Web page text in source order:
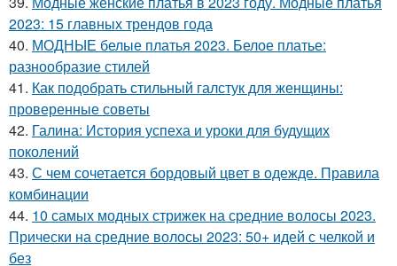
2023: 15 главных трендов года
40. МОДНЫЕ белые платья 2023. Белое платье:
разнообразие стилей
41. Как подобрать стильный галстук для женщины:
проверенные советы
42. Галина: История успеха и уроки для будущих
поколений
43. С чем сочетается бордовый цвет в одежде. Правила
комбинации
44. 10 самых модных стрижек на средние волосы 2023.
Прически на средние волосы 2023: 50+ идей с челкой и
без